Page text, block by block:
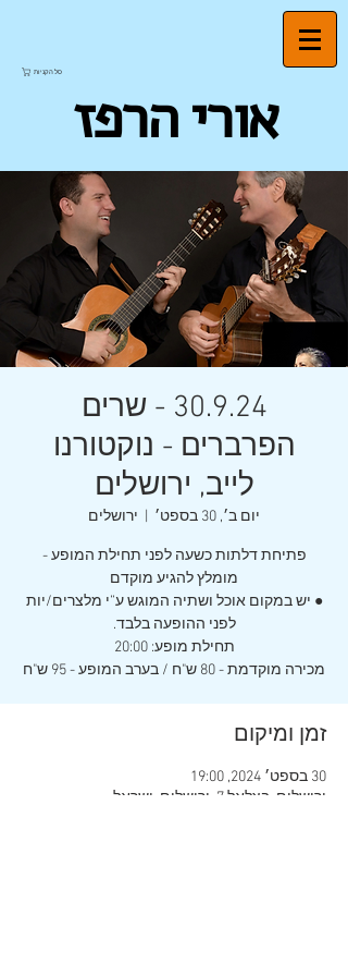
סל הקניות
אורי הרפז
30.9.24 - שרים
הפרברים - נוקטורנו
לייב, ירושלים
יום ב׳, 30 בספט׳ ירושלים
פתיחת דלתות כשעה לפני תחילת המופע -
● יש במקום אוכל ושתיה המוגש ע”י מלצרים/יות
מכירה מוקדמת - 80 ש"ח / בערב המופע - 95 ש"ח
זמן ומיקום
30 בספט׳ 2024, 19:00
ירושלים, בצלאל 7, ירושלים, ישראל